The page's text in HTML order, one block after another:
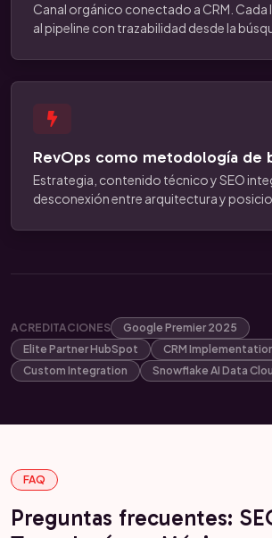
Canal orgánico conectado a CRM. Cada
al pipeline con trazabilidad desde la
RevOps como metodología de
Estrategia, contenido técnico y SEO
desconexión entre arquitectura y
ACREDITACIONES
Google Premier 2025
Elite Partner HubSpot
CRM
Custom Integration
Snowflake AI Data
FAQ
Preguntas frecuentes: